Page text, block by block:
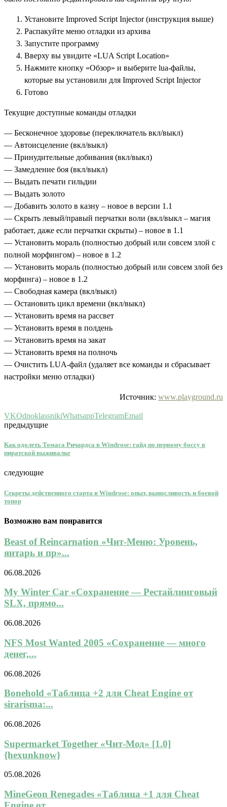
Установите Improved Script Injector (инструкция выше)
Распакуйте меню отладки из архива
Запустите программу
Вверху вы увидите «LUA Script Location»
Нажмите кнопку «Обзор» и выберите lua-файлы,
которые вы установили для Improved Script Injector
Готово
Текущие доступные команды отладки
— Бесконечное здоровье (переключатель вкл/выкл)
— Автоисцеление (вкл/выкл)
— Принудительные добивания (вкл/выкл)
— Замедление боя (вкл/выкл)
— Выдать печати гильдии
— Выдать золото
— Добавить золото в казну – новое в версии 1.1
— Скрыть левый/правый перчатки воли (вкл/выкл – магия
работает, даже если перчатки скрыты) – новое в 1.1
— Установить мораль (полностью добрый или совсем злой с
полной морфингом) – новое в 1.2
— Установить мораль (полностью добрый или совсем злой без
морфинга) – новое в 1.2
— Свободная камера (вкл/выкл)
— Остановить цикл времени (вкл/выкл)
— Установить время на рассвет
— Установить время в полдень
— Установить время на закат
— Установить время на полночь
— Очистить LUA-файл (удаляет все команды и сбрасывает
настройки меню отладки)
Источник: www.playground.ru
VKOdnoklassnikiWhatsappTelegramEmail
предыдущие
Как одолеть Томаса Ричардса в Windrose: гайд по первому боссу в
пиратской выживалке
следующие
Секреты действенного старта в Windrose: опыт, выносливость и боевой
топор
Возможно вам понравится
Beast of Reincarnation «Чит-Меню: Уровень,
янтарь и пр»...
06.08.2026
My Winter Car «Сохранение — Рестайлинговый
SLX, прямо...
06.08.2026
NFS Most Wanted 2005 «Сохранение — много
денег,...
06.08.2026
Bonehold «Таблица +2 для Cheat Engine от
sirarisma:...
06.08.2026
Supermarket Together «Чит-Мод» [1.0]
{hexunknow}
05.08.2026
MineGeon Renegades «Таблица +1 для Cheat